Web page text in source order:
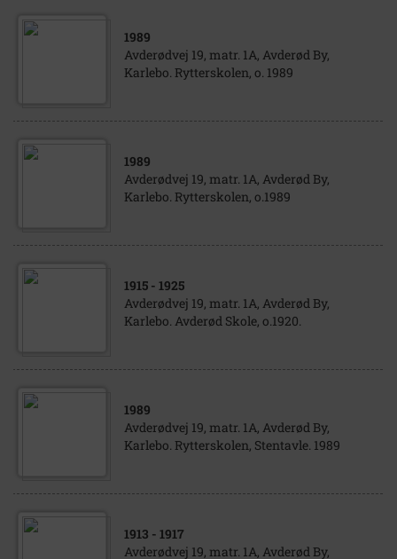
1989
Avderødvej 19, matr. 1A, Avderød By,
Karlebo. Rytterskolen, o. 1989
1989
Avderødvej 19, matr. 1A, Avderød By,
Karlebo. Rytterskolen, o.1989
1915 - 1925
Avderødvej 19, matr. 1A, Avderød By,
Karlebo. Avderød Skole, o.1920.
1989
Avderødvej 19, matr. 1A, Avderød By,
Karlebo. Rytterskolen, Stentavle. 1989
1913 - 1917
Avderødvej 19, matr. 1A, Avderød By,